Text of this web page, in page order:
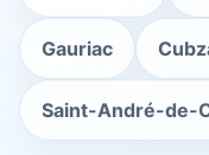
Gauriac
Saint-André-de-